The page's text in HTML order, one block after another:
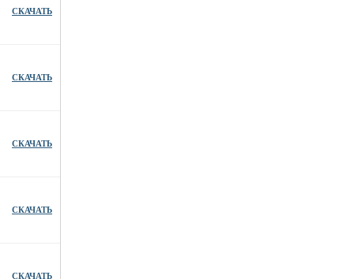
СКАЧАТЬ
СКАЧАТЬ
СКАЧАТЬ
СКАЧАТЬ
СКАЧАТЬ